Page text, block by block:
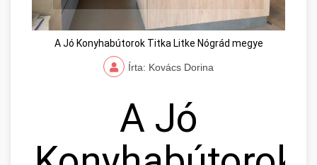
A Jó Konyhabútorok Titka Litke Nógrád megye
Írta: Kovács Dorina
A Jó